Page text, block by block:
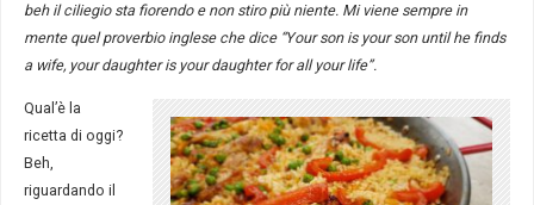
beh il ciliegio sta fiorendo e non stiro più niente. Mi viene sempre in
mente quel proverbio inglese che dice “Your son is your son until he finds
a wife, your daughter is your daughter for all your life”.
Qual’è la
ricetta di oggi?
Beh,
riguardando il